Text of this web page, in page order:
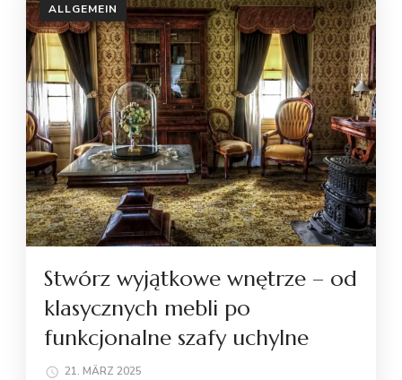
ALLGEMEIN
Stwórz wyjątkowe wnętrze – od
klasycznych mebli po
funkcjonalne szafy uchylne
21. MÄRZ 2025